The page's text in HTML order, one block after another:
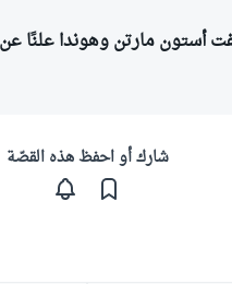
أستون مارتن وهوندا علنًا
شارك أو احفظ هذه القصّة